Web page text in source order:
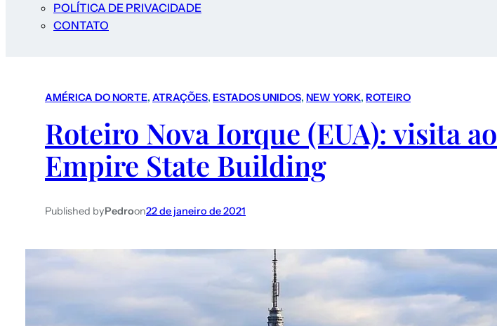
POLÍTICA DE PRIVACIDADE
CONTATO
AMÉRICA DO NORTE, ATRAÇÕES, ESTADOS UNIDOS, NEW YORK, ROTEIRO
Roteiro Nova Iorque (EUA): visita ao
Empire State Building
Published byPedroon22 de janeiro de 2021